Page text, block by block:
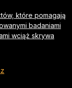
które pomagają
badaniami
wciąż skrywa